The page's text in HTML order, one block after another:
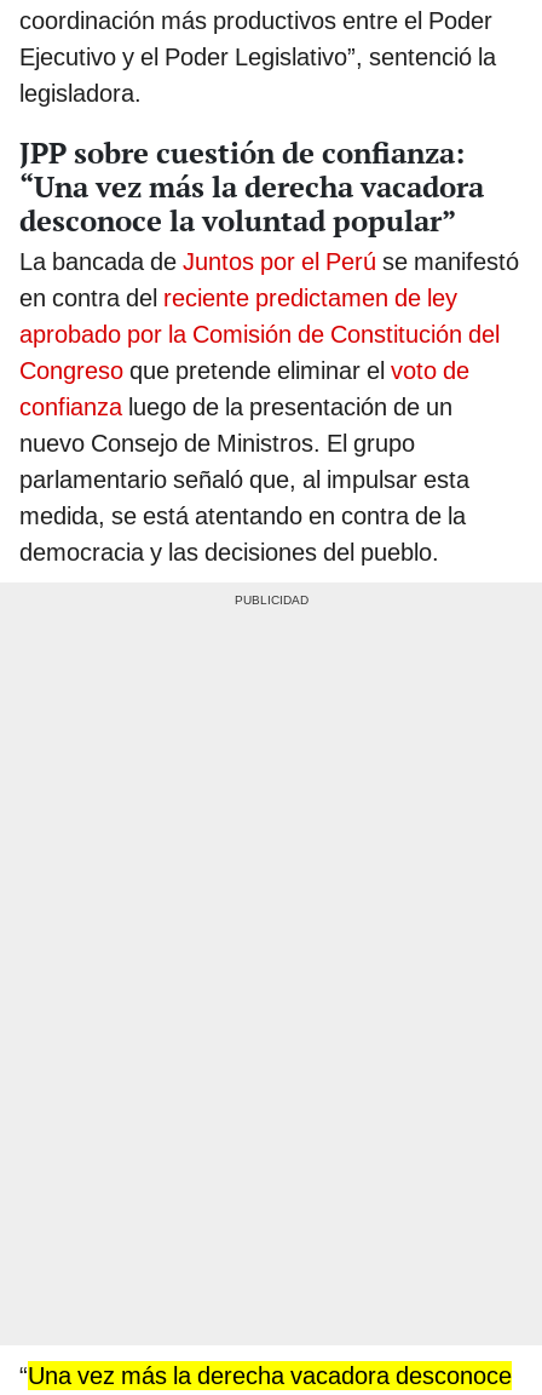
coordinación más productivos entre el Poder
Ejecutivo y el Poder Legislativo”, sentenció la
legisladora.
JPP sobre cuestión de confianza:
“Una vez más la derecha vacadora
desconoce la voluntad popular”
La bancada de Juntos por el Perú se manifestó
en contra del reciente predictamen de ley
aprobado por la Comisión de Constitución del
Congreso que pretende eliminar el voto de
confianza luego de la presentación de un
nuevo Consejo de Ministros. El grupo
parlamentario señaló que, al impulsar esta
medida, se está atentando en contra de la
democracia y las decisiones del pueblo.
“Una vez más la derecha vacadora desconoce